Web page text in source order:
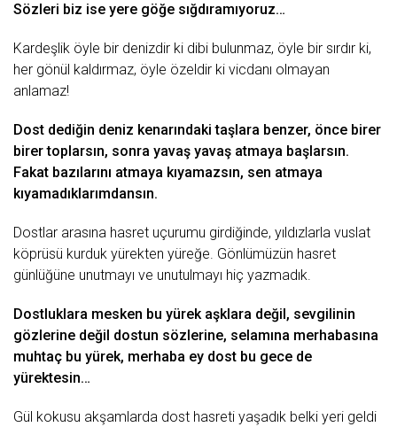
Sözleri biz ise yere göğe sığdıramıyoruz…
Kardeşlik öyle bir denizdir ki dibi bulunmaz, öyle bir sırdır ki,
her gönül kaldırmaz, öyle özeldir ki vicdanı olmayan
anlamaz!
Dost dediğin deniz kenarındaki taşlara benzer, önce birer
birer toplarsın, sonra yavaş yavaş atmaya başlarsın.
Fakat bazılarını atmaya kıyamazsın, sen atmaya
kıyamadıklarımdansın.
Dostlar arasına hasret uçurumu girdiğinde, yıldızlarla vuslat
köprüsü kurduk yürekten yüreğe. Gönlümüzün hasret
günlüğüne unutmayı ve unutulmayı hiç yazmadık.
Dostluklara mesken bu yürekaşklara değil, sevgilinin
gözlerine değil dostun sözlerine, selamına merhabasına
muhtaç bu yürek, merhaba ey dost bu gece de
yürektesin…
Gül kokusu akşamlarda dost hasreti yaşadık belki yeri geldi